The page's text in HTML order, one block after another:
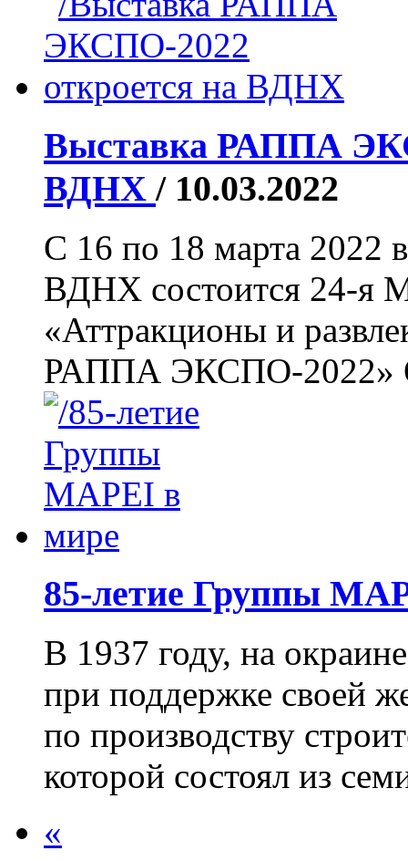
Выставка РАППА
ВДНХ / 10.03.2022
С 16 по 18 марта 2022
ВДНХ состоится 24-я
«Аттракционы и
РАППА ЭКСПО-2022»
85-летие Группы
В 1937 году, на
при поддержке своей
по производству
которой состоял из
«